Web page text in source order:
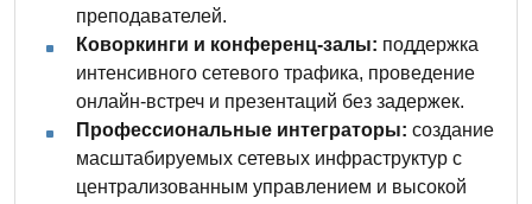
преподавателей.
Коворкинги и конференц-залы: поддержка
интенсивного сетевого трафика, проведение
онлайн-встреч и презентаций без задержек.
Профессиональные интеграторы: создание
масштабируемых сетевых инфраструктур с
централизованным управлением и высокой